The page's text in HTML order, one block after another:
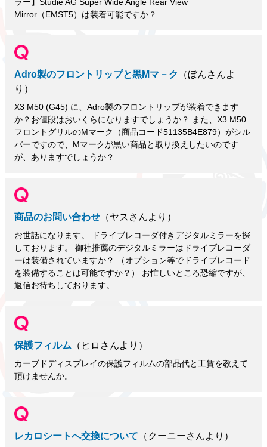
Mirror（EMST5）は装着可能ですか？
Adro製のフロントリップと黒Mマ－ク
（ぼんさんよ
り）
X3 M50 (G45) に、Adro製のフロントリップが装着できます
か？お値段はおいくらになりますでしょうか？ また、X3 M50
フロントグリルのMマーク（商品コード51135B4E879）がシル
バーですので、Mマークが黒い商品と取り換えしたいのです
が、ありますでしょうか？
商品のお問い合わせ （ヤスさんより）
お世話になります。 ドライブレコーダ付きデジタルミラーを探
しております。 御社推薦のデジタルミラーはドライブレコーダ
ーは装備されていますか？ （オプション等でドライブレコード
を装備することは可能ですか？） お忙しいところ恐縮ですが、
返信お待ちしております。
保護フィルム （ヒロさんより）
カーブドディスプレイの保護フィルムの部品代と工賃を教えて
頂けませんか。
レカロシートへ交換について （クーニーさんより）